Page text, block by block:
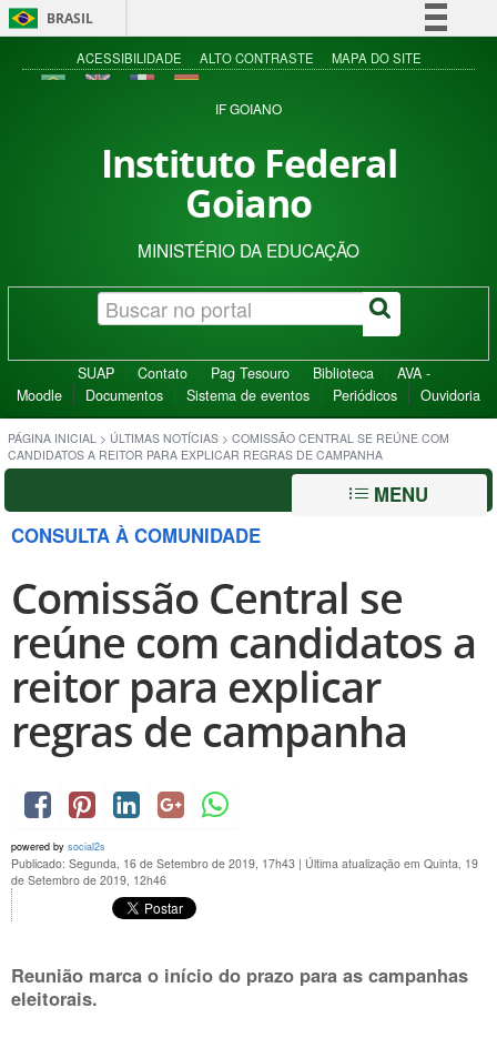
BRASIL
Simplifique!
Acesso à informação
ACESSIBILIDADE ALTO CONTRASTE MAPA DO SITE
IF GOIANO
Instituto Federal
Goiano
MINISTÉRIO DA EDUCAÇÃO
SUAP Contato Pag Tesouro Biblioteca
AVA -
Moodle
Documentos Sistema de eventos Periódicos Ouvidoria
PÁGINA INICIAL > ÚLTIMAS NOTÍCIAS > COMISSÃO CENTRAL SE REÚNE COM
CANDIDATOS A REITOR PARA EXPLICAR REGRAS DE CAMPANHA
MENU
CONSULTA À COMUNIDADE
Comissão Central se
reúne com candidatos a
reitor para explicar
regras de campanha
powered by social2s
Publicado: Segunda, 16 de Setembro de 2019, 17h43 | Última atualização em Quinta, 19
de Setembro de 2019, 12h46
Reunião marca o início do prazo para as campanhas
eleitorais.